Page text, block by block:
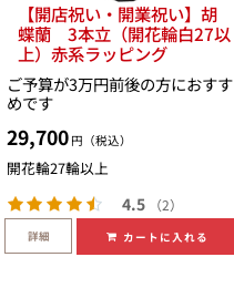
【開店祝い・開業祝い】胡
蝶蘭 3本立（開花輪白27以
上）赤系ラッピング
ご予算が3万円前後の方におすす
めです
29,700 円（税込）
開花輪27輪以上
4.5 （2）
詳細 カートに入れる